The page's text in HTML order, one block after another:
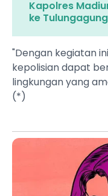
Kapolres
ke Tulungagung
"Dengan kegiatan
kepolisian dapat
lingkungan yang
(*)